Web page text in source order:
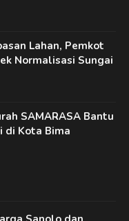
Lahan, Pemkot
Normalisasi Sungai
SAMARASA Bantu
di Kota Bima